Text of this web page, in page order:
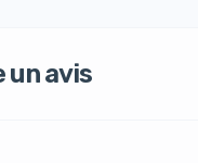
un avis